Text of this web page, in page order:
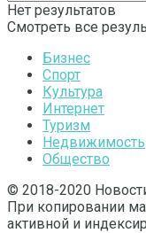
Нет результатов
Смотреть все
Бизнес
Спорт
Культура
Интернет
Туризм
Недвижимость
Общество
© 2018-2020
При копировании
активной и